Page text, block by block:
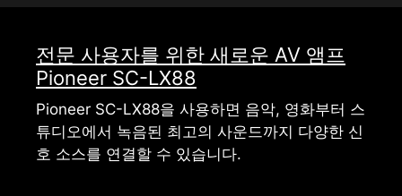
전문 사용자를 위한 새로운 AV 앰프
Pioneer SC-LX88
Pioneer SC-LX88을 사용하면 음악, 영화부터 스
튜디오에서 녹음된 최고의 사운드까지 다양한 신
호 소스를 연결할 수 있습니다.